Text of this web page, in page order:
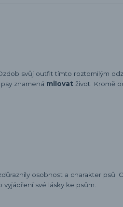
svůj outfit tímto roztomilým
znamená milovat život. Kromě
osobnost a charakter
své lásky ke psům.